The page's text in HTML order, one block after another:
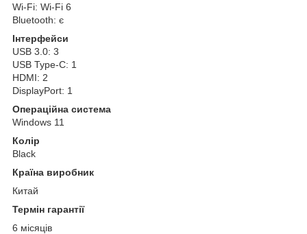
Wi-Fi: Wi-Fi 6
Bluetooth: є
Інтерфейси
USB 3.0: 3
USB Type-C: 1
HDMI: 2
DisplayPort: 1
Операційна система
Windows 11
Колір
Black
Країна виробник
Китай
Термін гарантії
6 місяців